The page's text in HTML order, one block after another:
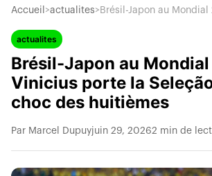
Accueil >actualites> Brésil-Japon au
actualites
Brésil-Japon au
Vinicius porte la
choc des huitièmes
Par Marcel Dupuyjuin 29, 20262 min de